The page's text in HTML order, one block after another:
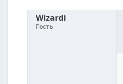
Wizardi
Гость